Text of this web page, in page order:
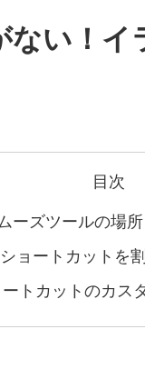
ない！イ
目次
ーズツールの場所
ョートカットを
トカットのカス